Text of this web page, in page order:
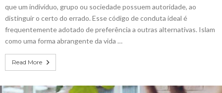
que um indivíduo, grupo ou sociedade possuem autoridade, ao
distinguir o certo do errado. Esse código de conduta ideal é
frequentemente adotado de preferência a outras alternativas. Islam
como uma forma abrangente da vida …
Read More